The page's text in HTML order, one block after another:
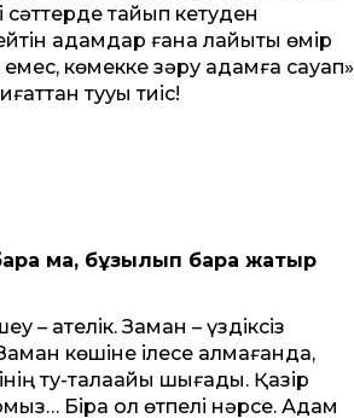
тайқып кетуден
адамдар ғана лайықты өмір
емес, көмекке зәру адамға сауап»
тууы тиіс!
ма, бұзылып бара жатыр
қателік. Заман – үздіксіз
көшіне ілесе алмағанда,
ту-талақайы шығады. Қазір
Бірақ ол өтпелі нәрсе. Адам